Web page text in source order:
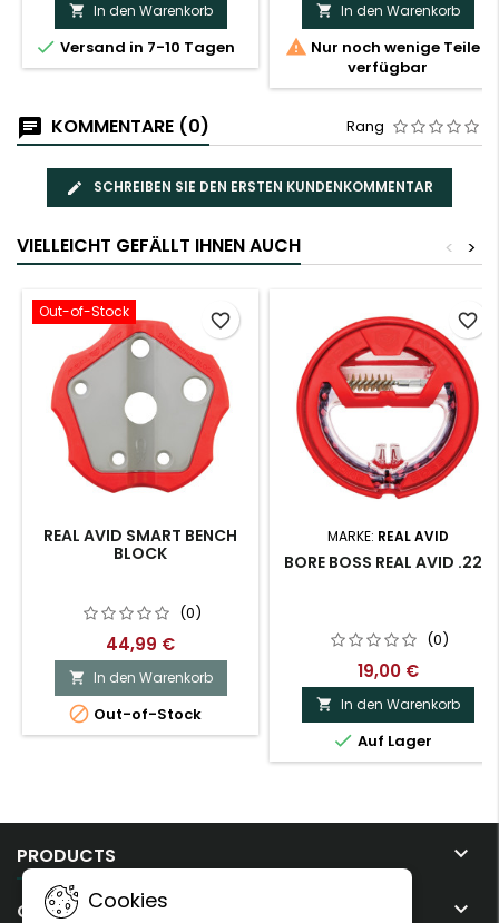
 In den Warenkorb
 Versand in 7-10 Tagen
 In den Warenkorb
 Nur noch wenige Teile
verfügbar
KOMMENTARE (0) Rang
SCHREIBEN SIE DEN ERSTEN KUNDENKOMMENTAR
VIELLEICHT GEFÄLLT IHNEN AUCH >
<
Out-of-Stock
REAL AVID SMART BENCH
BLOCK
(0)
44,99 €
 In den Warenkorb
 Out-of-Stock
favorite_border
MARKE: REAL AVID
BORE BOSS REAL AVID .223
(0)
19,00 €
 In den Warenkorb
 Auf Lager
favorite_border
PRODUCTS 
OUR COMPANY 
Cookies